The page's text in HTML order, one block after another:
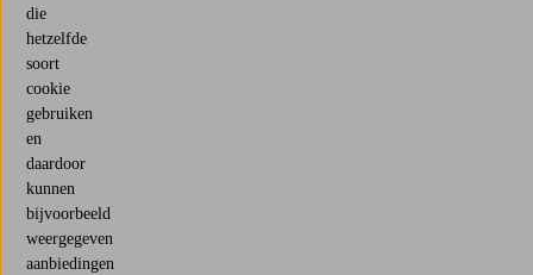
die
hetzelfde
soort
cookie
gebruiken
en
daardoor
kunnen
bijvoorbeeld
weergegeven
aanbiedingen